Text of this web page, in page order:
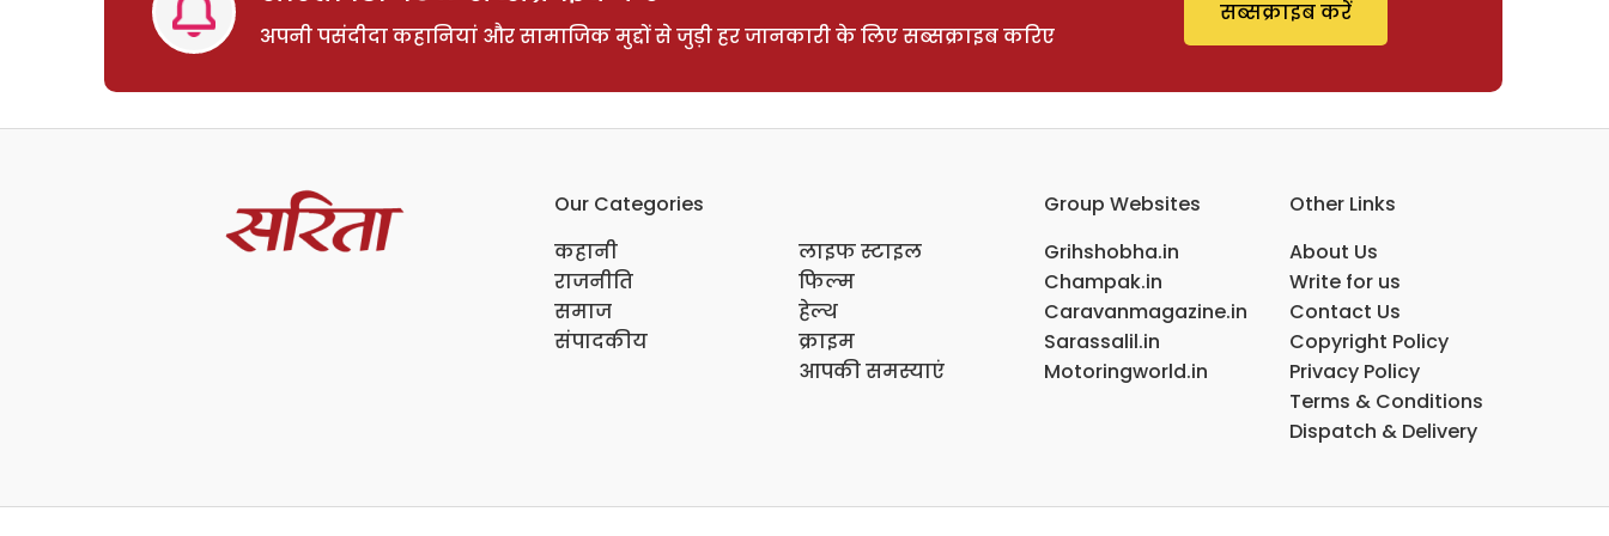
अपनी पसंदीदा कहानियां और सामाजिक मुद्दों से जुड़ी हर जानकारी के लिए सब्सक्राइब करिए
सब्सक्राइब करें
Our Categories
कहानी
राजनीति
समाज
संपादकीय
लाइफ स्टाइल
फिल्म
हेल्थ
क्राइम
आपकी समस्याएं
Group Websites
Grihshobha.in
Champak.in
Caravanmagazine.in
Sarassalil.in
Motoringworld.in
Other Links
About Us
Write for us
Contact Us
Copyright Policy
Privacy Policy
Terms & Conditions
Dispatch & Delivery